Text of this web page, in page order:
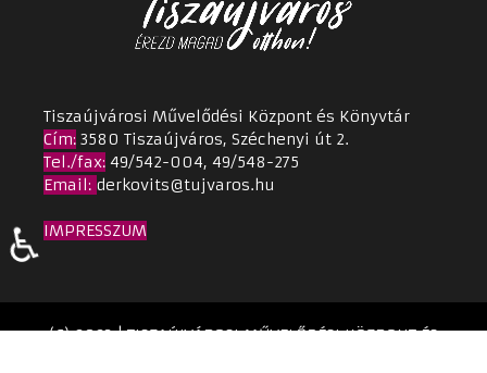
Tiszaújvárosi Művelődési Központ és Könyvtár
Cím: 3580 Tiszaújváros, Széchenyi út 2.
Tel./fax: 49/542-004, 49/548-275
Email: derkovits@tujvaros.hu
IMPRESSZUM
(C) 2023 | TISZAÚJVÁROSI MŰVELŐDÉSI KÖZPONT ÉS